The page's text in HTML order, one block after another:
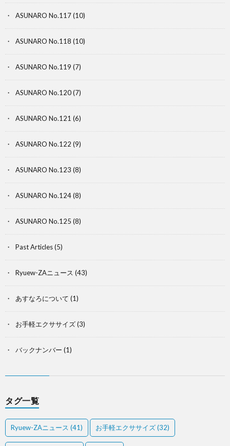
ASUNARO No.117(10)
ASUNARO No.118 (10)
ASUNARO No.119 (7)
ASUNARO No.120(7)
ASUNARO No.121 (6)
ASUNARO No.122 (9)
ASUNARO No.123 (8)
ASUNARO No.124(8)
ASUNARO No.125 (8)
Past Articles(5)
Ryuew-ZAニュース (43)
あすなろについて (1)
お手軽エクササイズ(3)
バックナンバー (1)
タグ一覧
Ryuew-ZAニュース (41) お手軽エクササイズ(32)